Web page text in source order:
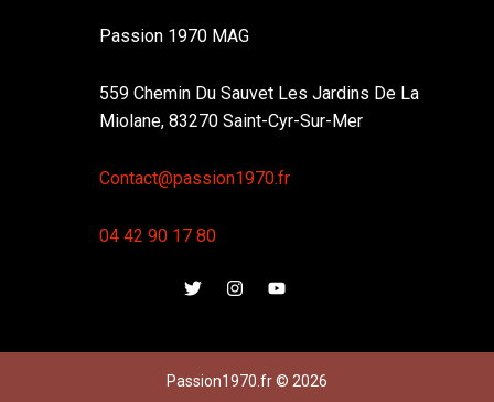
Passion 1970 MAG
559 Chemin Du Sauvet Les Jardins De La
Miolane, 83270 Saint-Cyr-Sur-Mer
Contact@passion1970.fr
04 42 90 17 80
Passion1970.fr © 2026